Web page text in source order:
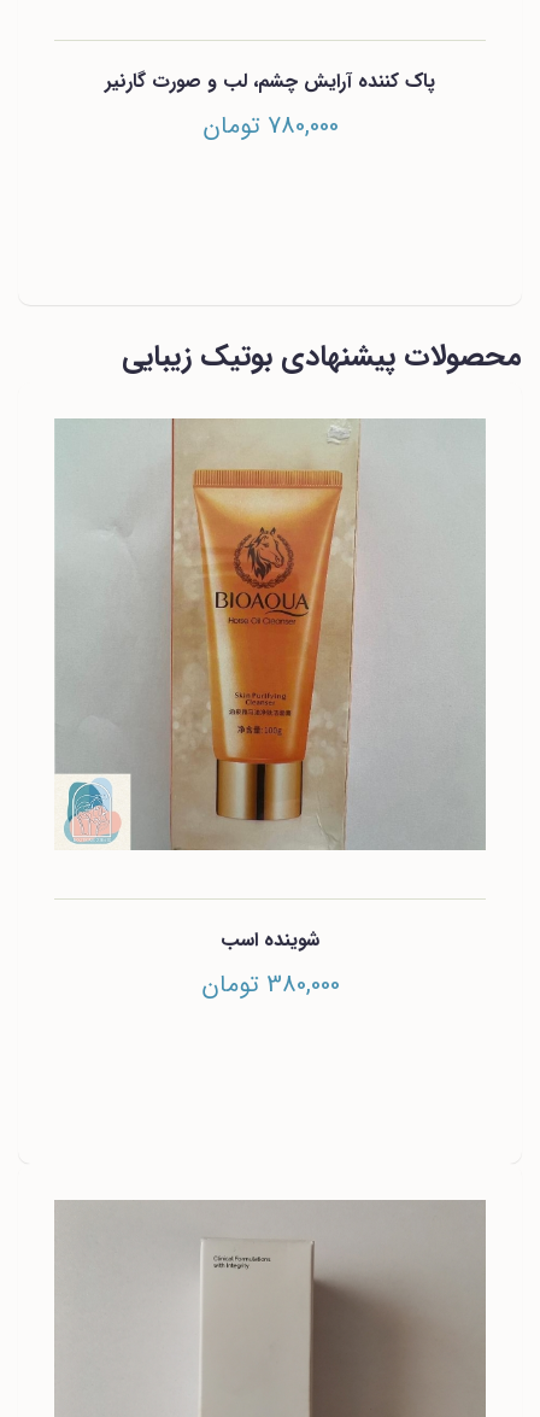
پاک کننده آرایش چشم، لب و صورت گارنیر
780,000 تومان
محصولات پیشنهادی بوتیک زیبایی
شوینده اسب
380,000 تومان